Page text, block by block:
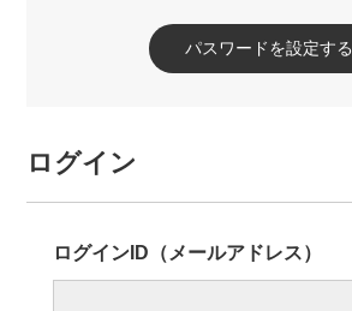
パスワードを設定する
ログイン
ログインID（メールアドレス）